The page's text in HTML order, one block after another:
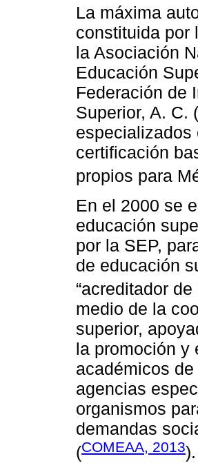
La máxima
constituida por
la Asociación
Educación
Federación de
Superior, A. C.
especializados
certificación
propios para
En el 2000 se
educación
por la SEP,
de educación
“acreditador
medio de la
superior,
la promoción y
académicos
agencias
organismos
demandas
(COMEAA, 2013).